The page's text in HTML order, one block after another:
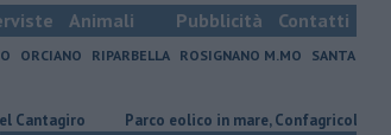
Animali Pubblicità Contatti
ORCIANO RIPARBELLA ROSIGNANO M.MO
SANTA
Parco eolico in mare, Confagricoltura contraria